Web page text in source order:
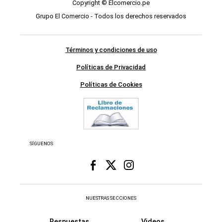
Copyright © Elcomercio.pe
Grupo El Comercio - Todos los derechos reservados
Términos y condiciones de uso
Políticas de Privacidad
Políticas de Cookies
SÍGUENOS
NUESTRAS SECCIONES